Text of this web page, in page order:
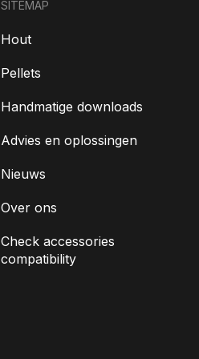
SITEMAP
Hout
Pellets
Handmatige downloads
Advies en oplossingen
Nieuws
Over ons
Check accessories
compatibility